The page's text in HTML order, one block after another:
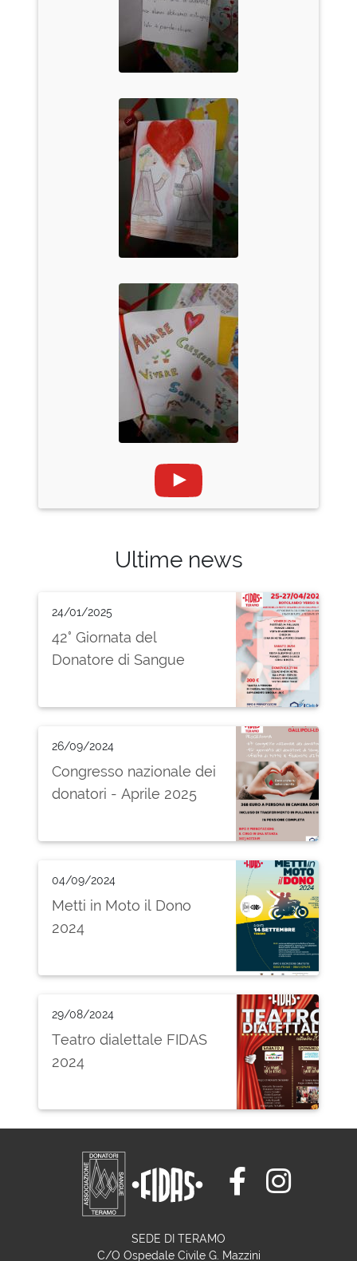
Ultime news
24/01/2025
42° Giornata del
Donatore di Sangue
26/09/2024
Congresso nazionale dei
donatori - Aprile 2025
04/09/2024
Metti in Moto il Dono
2024
29/08/2024
Teatro dialettale FIDAS
2024
SEDE DI TERAMO
C/O Ospedale Civile G. Mazzini